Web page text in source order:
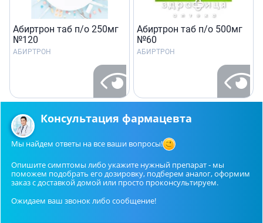
Абиртрон таб п/о 250мг
№120
АБИРТРОН
Абиртрон таб п/о 500мг
№60
АБИРТРОН
Консультация фармацевта
Мы найдем ответы на все ваши вопросы!
Опишите симптомы либо укажите нужный препарат - мы
поможем подобрать его дозировку, подберем аналог, оформим
заказ с доставкой домой или просто проконсультируем.
Ожидаем ваш звонок либо сообщение!